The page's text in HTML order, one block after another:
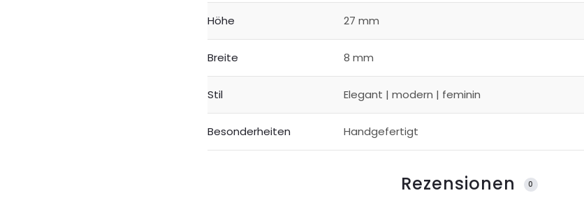
Höhe
27 mm
Breite 8 mm
Stil Elegant | modern | feminin
Besonderheiten Handgefertigt
Rezensionen 0